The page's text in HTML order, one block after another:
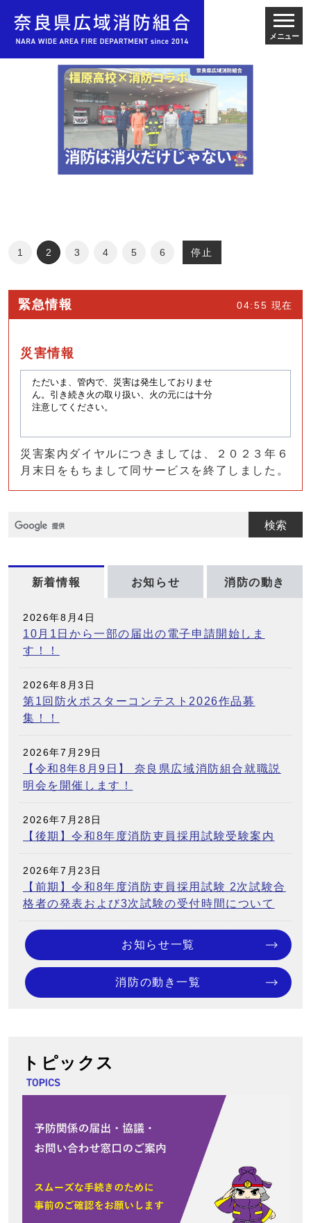
1 2 3 4 5 6 停止
緊急情報 04:55 現在
災害情報
災害案内ダイヤルにつきましては、２０２３年６
月末日をもちまして同サービスを終了しました。
検索
メニュー
新着情報 お知らせ 消防の動き
新着情報
2026年8月4日
10月1日から一部の届出の電子申請開始しま
す！！
2026年8月3日
第1回防火ポスターコンテスト2026作品募
集！！
2026年7月29日
【令和8年8月9日】 奈良県広域消防組合就職説
明会を開催します！
2026年7月28日
【後期】令和8年度消防吏員採用試験受験案内
2026年7月23日
【前期】令和8年度消防吏員採用試験 2次試験合
格者の発表および3次試験の受付時間について
お知らせ一覧
消防の動き一覧
トピックス